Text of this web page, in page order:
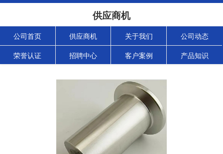
供应商机
公司首页 供应商机 关于我们 公司动态
荣誉认证 招聘中心 客户案例 产品知识